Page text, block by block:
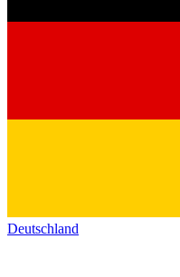
Deutschland